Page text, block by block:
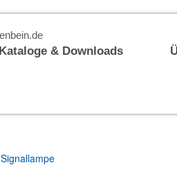
Kataloge & Downloads